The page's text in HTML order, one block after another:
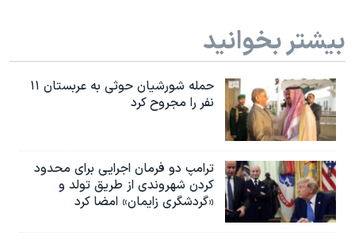
بیشتر بخوانید
حمله شورشیان حوثی به عربستان ۱۱
نفر را مجروح کرد
ترامپ دو فرمان اجرایی برای محدود
کردن شهروندی از طریق تولد و
«گردشگری زایمان» امضا کرد